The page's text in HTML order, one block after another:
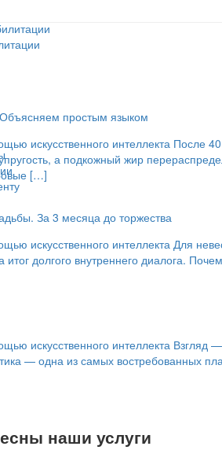
простым языком
искусственного интеллекта После
а подкожный жир
[…]
За 3 месяца до торжества
искусственного интеллекта Для
долгого внутреннего диалога.
искусственного интеллекта
— одна из самых востребованных
наши услуги